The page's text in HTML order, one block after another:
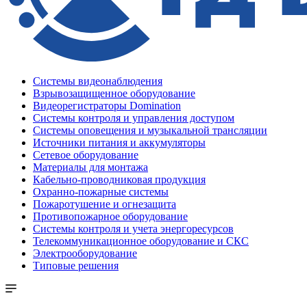
Системы видеонаблюдения
Взрывозащищенное оборудование
Видеорегистраторы Domination
Системы контроля и управления доступом
Системы оповещения и музыкальной трансляции
Источники питания и аккумуляторы
Сетевое оборудование
Материалы для монтажа
Кабельно-проводниковая продукция
Охранно-пожарные системы
Пожаротушение и огнезащита
Противопожарное оборудование
Системы контроля и учета энергоресурсов
Телекоммуникационное оборудование и СКС
Электрооборудование
Типовые решения